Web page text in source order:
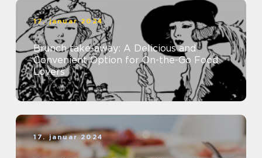
17. januar 2024
Brunch take-away: A Delicious and
Convenient Option for On-the-Go Food
Lovers
17. januar 2024